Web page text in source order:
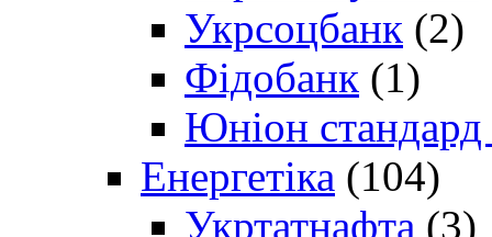
Укрсоцбанк (2)
Фідобанк (1)
Юніон стандард
Енергетіка (104)
Укртатнафта (3)